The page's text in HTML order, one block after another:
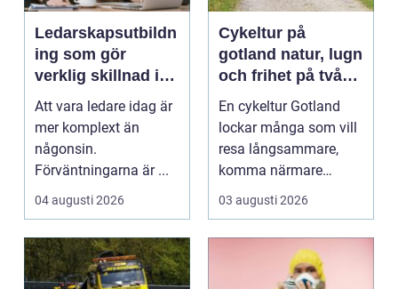
Ledarskapsutbildn
ing som gör
verklig skillnad i
vardagen
Att vara ledare idag är
mer komplext än
någonsin.
Förväntningarna är ...
04 augusti 2026
Cykeltur på
gotland natur, lugn
och frihet på två
hjul
En cykeltur Gotland
lockar många som vill
resa långsammare,
komma närmare
naturen och känna
havsbris...
03 augusti 2026